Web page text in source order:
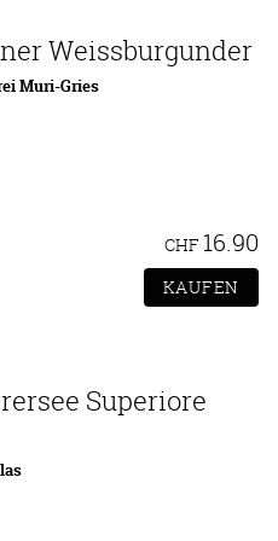
Weissburgunder
Muri-Gries
CHF 16.90
Superiore